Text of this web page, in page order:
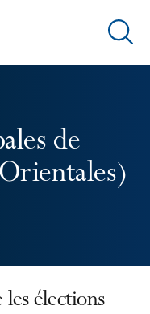
Ouvrir
de
les élections